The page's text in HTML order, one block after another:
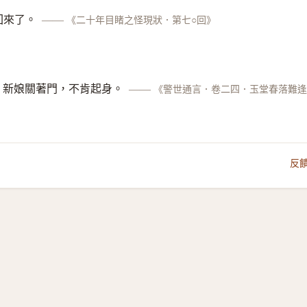
了。 —— 《二十年目睹之怪現狀．第七○回》
娘關著門，不肯起身。 —— 《警世通言．卷二四．玉堂春落難逢
反